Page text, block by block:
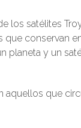
los satélites
que conservan
planeta y un
aquellos que